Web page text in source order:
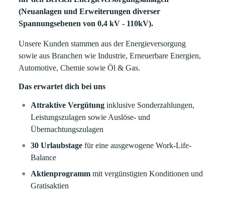
(Neuanlagen und Erweiterungen diverser
Spannungsebenen von 0,4 kV - 110kV).
Unsere Kunden stammen aus der Energieversorgung
sowie aus Branchen wie Industrie, Erneuerbare Energien,
Automotive, Chemie sowie Öl & Gas.
Das erwartet dich bei uns
Attraktive Vergütunginklusive Sonderzahlungen,
Leistungszulagen sowie Auslöse- und
Übernachtungszulagen
30 Urlaubstage für eine ausgewogene Work-Life-
Balance
Aktienprogramm mit vergünstigten Konditionen und
Gratisaktien